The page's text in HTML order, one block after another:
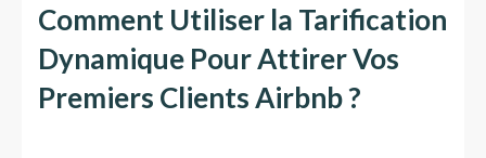
Comment Utiliser la Tarification
Dynamique Pour Attirer Vos
Premiers Clients Airbnb ?